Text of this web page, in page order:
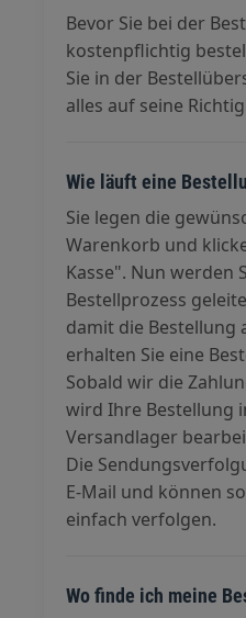
Bevor Sie bei der
kostenpflichtig
Sie in der
alles auf seine
Wie läuft eine
Sie legen die
Warenkorb und
Kasse". Nun werden
Bestellprozess
damit die Bestellung
erhalten Sie eine
Sobald wir die
wird Ihre Bestellung
Versandlager
Die
E-Mail und können
einfach verfolgen.
Wo finde ich meine